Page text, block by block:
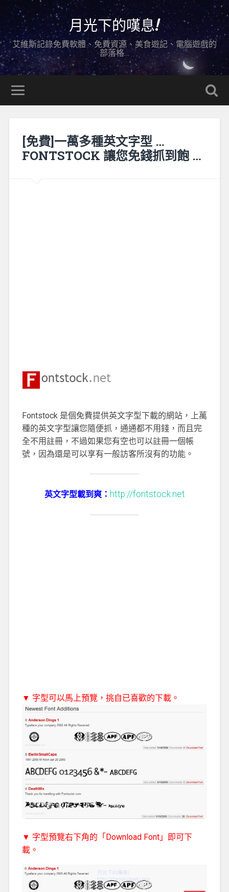
月光下的嘆息!
艾維斯記錄免費軟體、免費資源、美食遊記、電腦遊戲的
部落格…
[免費]一萬多種英文字型 …
FONTSTOCK 讓您免錢抓到飽 …
Fontstock 是個免費提供英文字型下載的網站，上萬
種的英文字型讓您隨便抓，通通都不用錢，而且完
全不用註冊，不過如果您有空也可以註冊一個帳
號，因為還是可以享有一般訪客所沒有的功能。
英文字型載到爽： http://fontstock.net
▼ 字型可以馬上預覽，挑自已喜歡的下載。
▼ 字型預覽右下角的「Download Font」即可下
載。